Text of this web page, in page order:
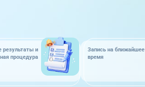
результаты и
процедура
Запись на ближайшее
время